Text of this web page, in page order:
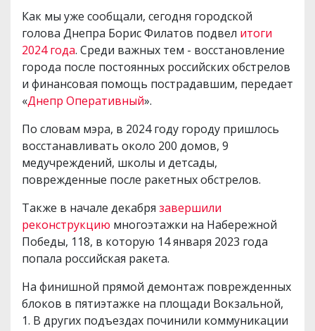
Как мы уже сообщали, сегодня городской
голова Днепра Борис Филатов подвел итоги
2024 года. Среди важных тем - восстановление
города после постоянных российских обстрелов
и финансовая помощь пострадавшим, передает
«Днепр Оперативный».
По словам мэра, в 2024 году городу пришлось
восстанавливать около 200 домов, 9
медучреждений, школы и детсады,
поврежденные после ракетных обстрелов.
Также в начале декабря завершили
реконструкцию многоэтажки на Набережной
Победы, 118, в которую 14 января 2023 года
попала российская ракета.
На финишной прямой демонтаж поврежденных
блоков в пятиэтажке на площади Вокзальной,
1. В других подъездах починили коммуникации